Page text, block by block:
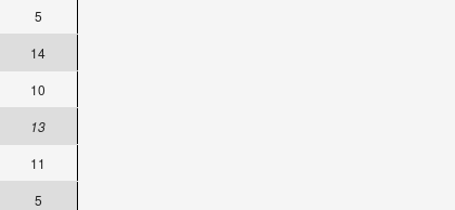
5
14
10
13
11
5